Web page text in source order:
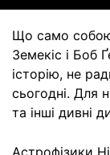
Що само
Земекіс і Боб
історію, не
сьогодні. Для
та інші дивні
Астрофізики